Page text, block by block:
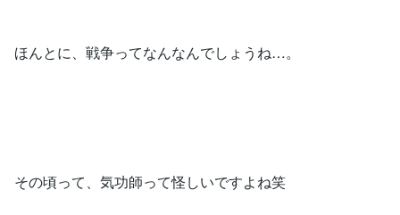
ほんとに、戦争ってなんなんでしょうね…。
その頃って、気功師って怪しいですよね笑